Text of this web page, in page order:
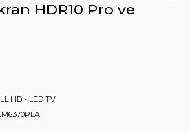
HDR10 Pro ve
HD - LED TV